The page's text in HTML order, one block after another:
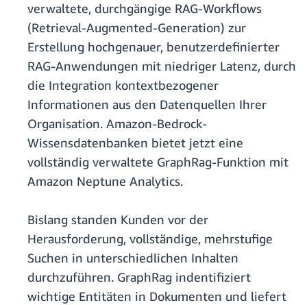
verwaltete, durchgängige RAG-Workflows
(Retrieval-Augmented-Generation) zur
Erstellung hochgenauer, benutzerdefinierter
RAG-Anwendungen mit niedriger Latenz, durch
die Integration kontextbezogener
Informationen aus den Datenquellen Ihrer
Organisation. Amazon-Bedrock-
Wissensdatenbanken bietet jetzt eine
vollständig verwaltete GraphRag-Funktion mit
Amazon Neptune Analytics.
Bislang standen Kunden vor der
Herausforderung, vollständige, mehrstufige
Suchen in unterschiedlichen Inhalten
durchzuführen. GraphRag indentifiziert
wichtige Entitäten in Dokumenten und liefert